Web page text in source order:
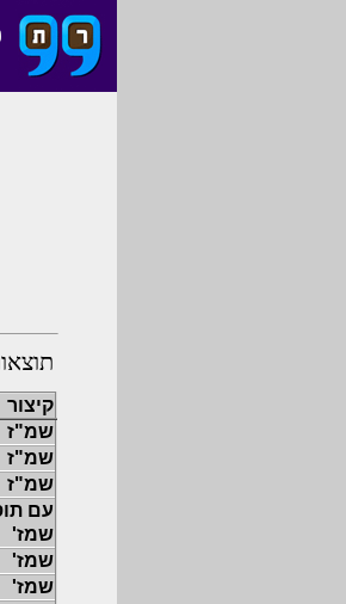
קיצור
שמ"ז
שמ"ז
שמ"ז
עם
שמז'
שמז'
שמז'